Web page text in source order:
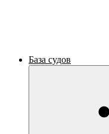
База судов